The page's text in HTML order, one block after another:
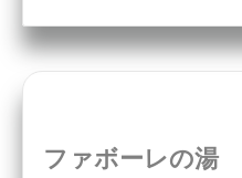
ファボーレの湯